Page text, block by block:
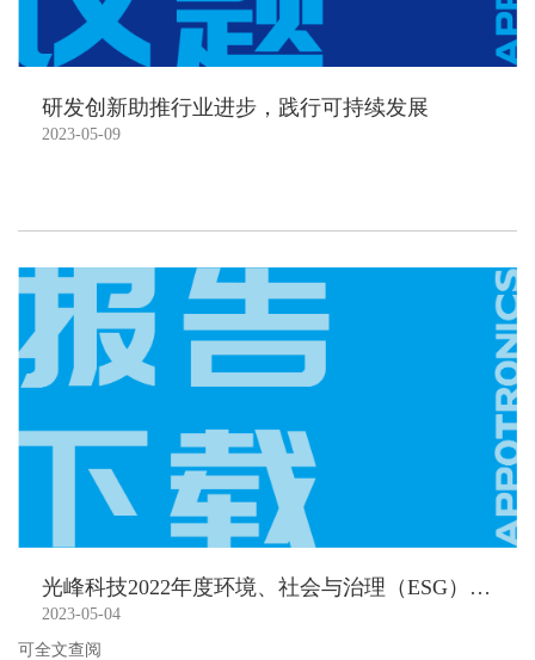
研发创新助推行业进步，践行可持续发展
2023-05-09
光峰科技2022年度环境、社会与治理（ESG）报告
2023-05-04
可全文查阅